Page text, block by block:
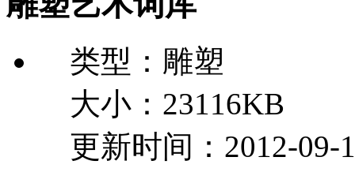
类型： 雕塑
大小： 23116KB
更新时间： 2012-09-